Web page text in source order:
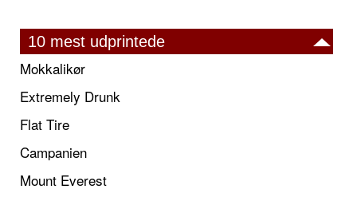
10 mest udprintede
Mokkalikør
Extremely Drunk
Flat Tire
Campanien
Mount Everest